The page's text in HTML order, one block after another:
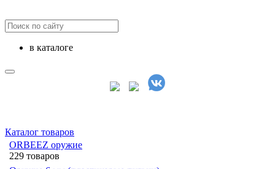
в каталоге
Каталог товаров
ORBEEZ оружие
229 товаров